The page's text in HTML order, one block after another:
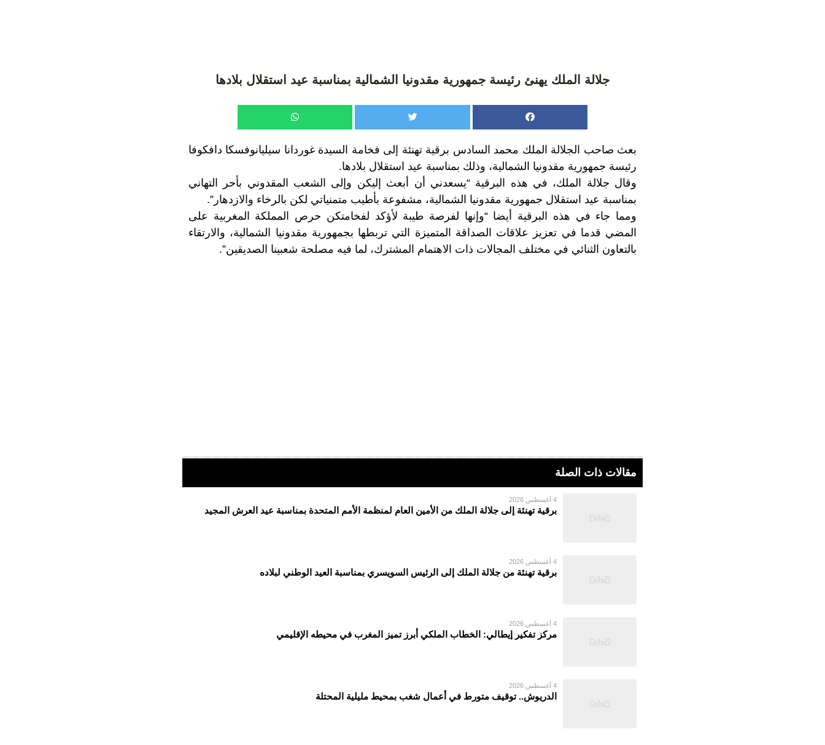
جلالة الملك يهنئ رئيسة جمهورية مقدونيا الشمالية بمناسبة عيد استقلال بلادها
بعث صاحب الجلالة الملك محمد السادس برقية تهنئة إلى فخامة السيدة غوردانا سيليانوفسكا دافكوفا
رئيسة جمهورية مقدونيا الشمالية، وذلك بمناسبة عيد استقلال بلادها.
وقال جلالة الملك، في هذه البرقية “يسعدني أن أبعث إليكن وإلى الشعب المقدوني بأحر التهاني
بمناسبة عيد استقلال جمهورية مقدونيا الشمالية، مشفوعة بأطيب متمنياتي لكن بالرخاء والازدهار”.
ومما جاء في هذه البرقية أيضا “وإنها لفرصة طيبة لأؤكد لفخامتكن حرص المملكة المغربية على
المضي قدما في تعزيز علاقات الصداقة المتميزة التي تربطها بجمهورية مقدونيا الشمالية، والارتقاء
بالتعاون الثنائي في مختلف المجالات ذات الاهتمام المشترك، لما فيه مصلحة شعبينا الصديقين”.
مقالات ذات الصلة
4 أغسطس 2026
برقية تهنئة إلى جلالة الملك من الأمين العام لمنظمة الأمم المتحدة بمناسبة عيد العرش المجيد
4 أغسطس 2026
برقية تهنئة من جلالة الملك إلى الرئيس السويسري بمناسبة العيد الوطني لبلاده
4 أغسطس 2026
مركز تفكير إيطالي: الخطاب الملكي أبرز تميز المغرب في محيطه الإقليمي
4 أغسطس 2026
الدريوش.. توقيف متورط في أعمال شغب بمحيط مليلية المحتلة